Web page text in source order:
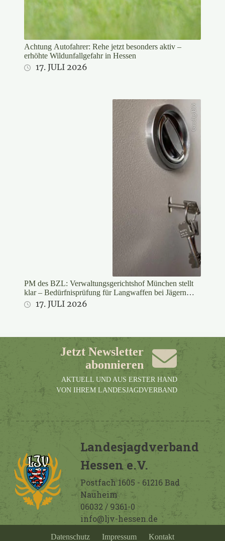
Achtung Autofahrer: Rehe jetzt besonders aktiv –
erhöhte Wildunfallgefahr in Hessen
17. JULI 2026
Gaudig/DJV
PM des BZL: Verwaltungsgerichtshof München stellt
klar – Bedürfnisprüfung für Langwaffen bei Jägern
rechtswidrig
17. JULI 2026
Jetzt Newsletter
abonnieren
AKTUELL UND AUS ERSTER HAND
VON IHREM LANDESJAGDVERBAND
Landesjagdverband
Hessen e.V.
Postfach 1605 - 61216 Bad
Nauheim
06032 / 9361-0
info@ljv-hessen.de
Datenschutz Impressum Kontakt